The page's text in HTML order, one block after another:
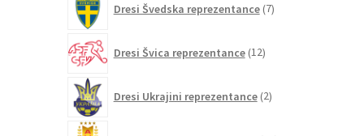
Dresi Švedska reprezentance 7izdelkov
Dresi Švica reprezentance 12izdelkov
Dresi Ukrajini reprezentance 2izdelka